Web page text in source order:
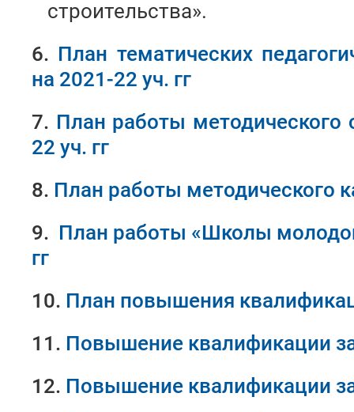
строительства».
6. План тематических
на 2021-22 уч. гг
7. План работы методического
22 уч. гг
8. План работы методического
9. План работы «Школы
гг
10. План повышения
11. Повышение квалификации
12. Повышение квалификации